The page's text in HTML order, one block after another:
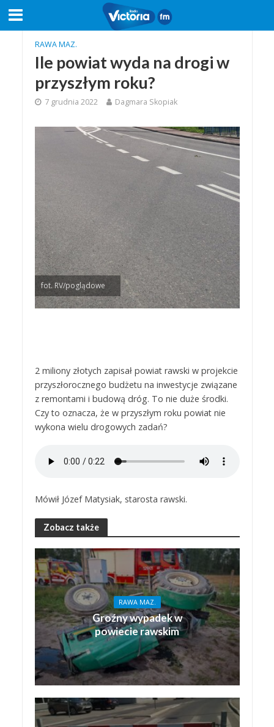
RAWA MAZ.
Ile powiat wyda na drogi w
przyszłym roku?
7 grudnia 2022 Dagmara Skopiak
fot. RV/poglądowe
2 miliony złotych zapisał powiat rawski w projekcie
przyszłorocznego budżetu na inwestycje związane
z remontami i budową dróg. To nie duże środki.
Czy to oznacza, że w przyszłym roku powiat nie
wykona wielu drogowych zadań?
Mówił Józef Matysiak, starosta rawski.
Zobacz także
RAWA MAZ.
Groźny wypadek w
powiecie rawskim